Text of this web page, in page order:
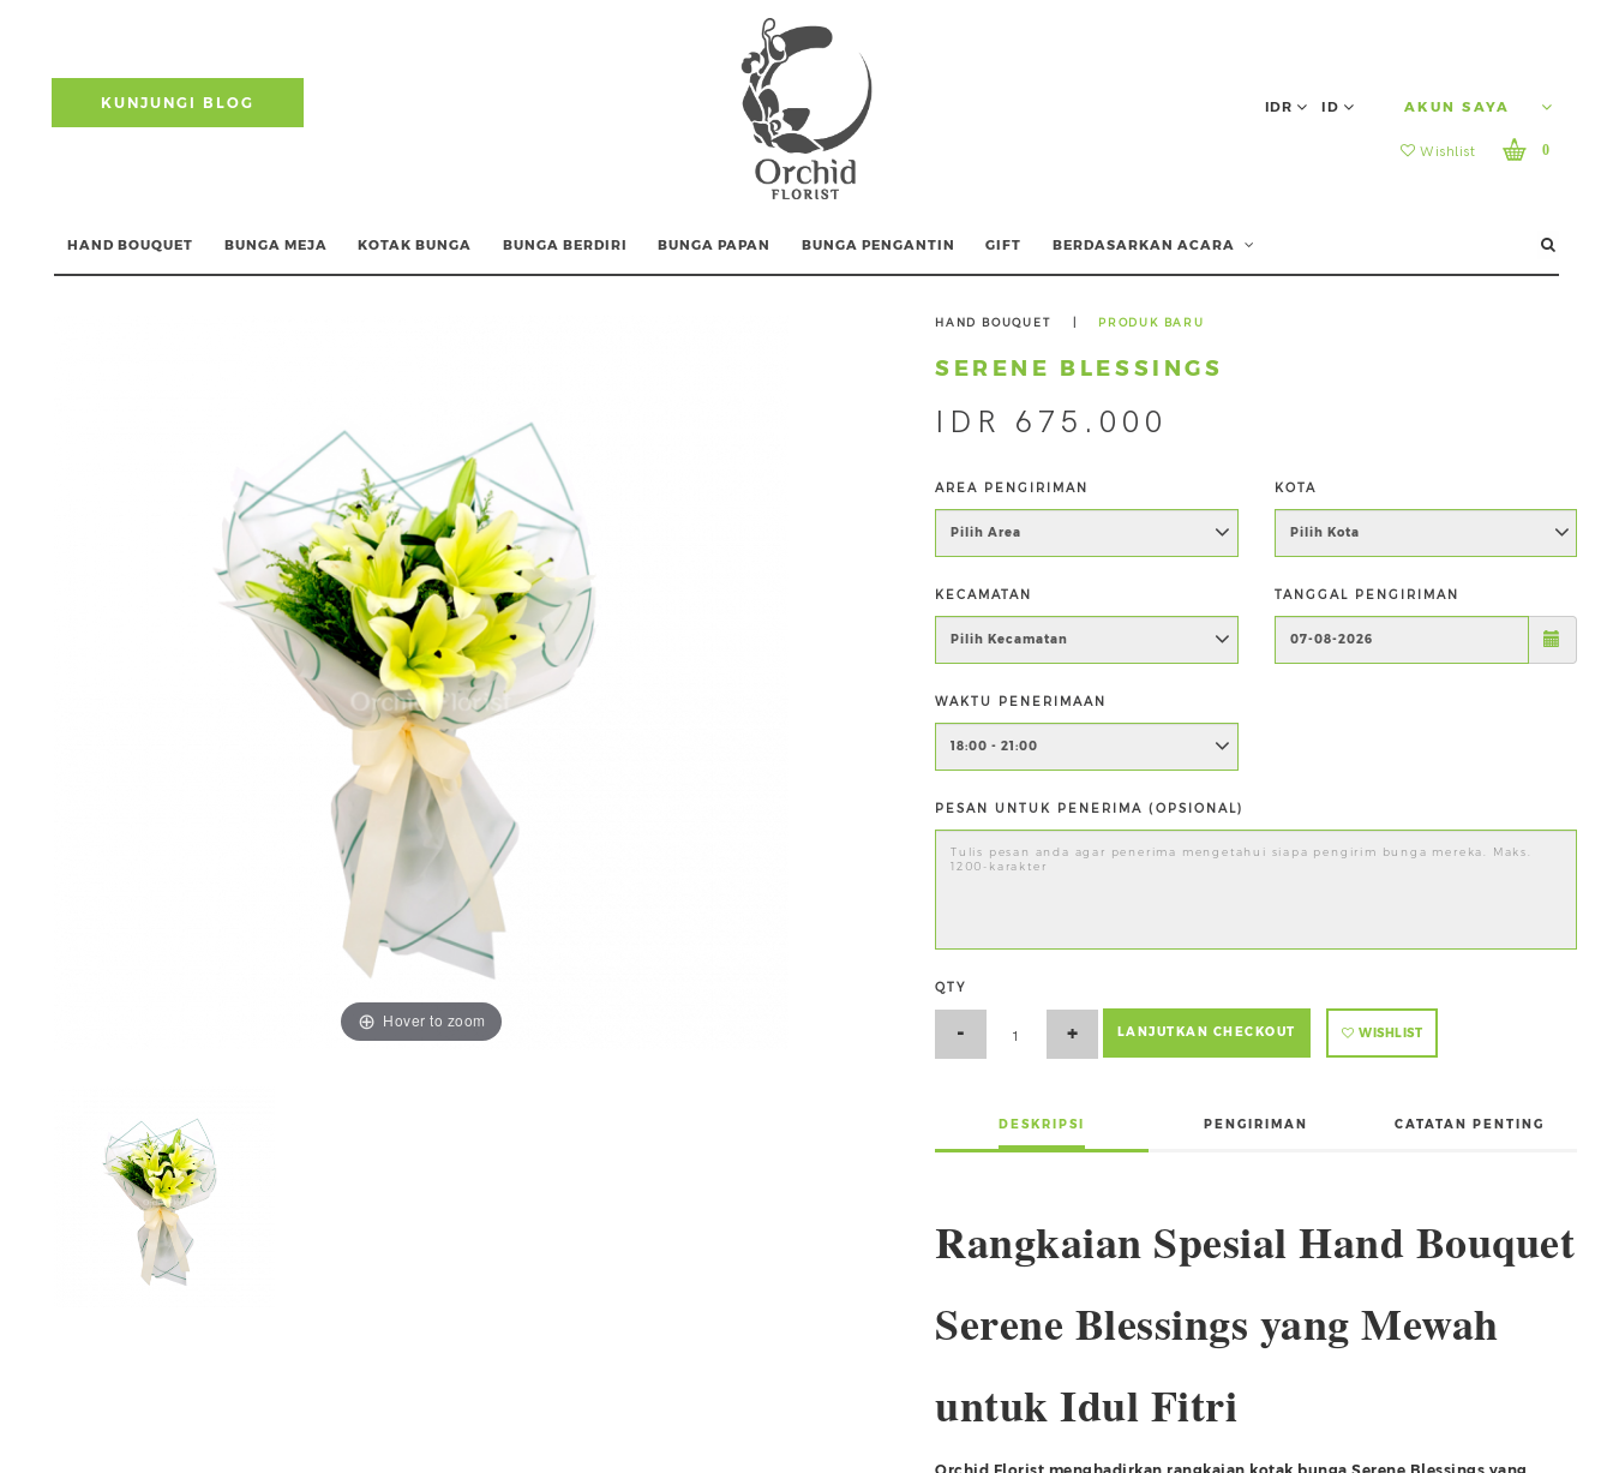
KUNJUNGI BLOG IDR ID AKUN SAYA
Wishlist 0
HAND BOUQUET BUNGA MEJA KOTAK BUNGA BUNGA BERDIRI BUNGA PAPAN BUNGA PENGANTIN GIFT BERDASARKAN ACARA
Hover to zoom
HAND BOUQUET PRODUK BARU
SERENE BLESSINGS
IDR 675.000
AREA PENGIRIMAN KOTA
KECAMATAN TANGGAL PENGIRIMAN
WAKTU PENERIMAAN
PESAN UNTUK PENERIMA (OPSIONAL)
QTY
- + LANJUTKAN CHECKOUT WISHLIST
DESKRIPSI PENGIRIMAN CATATAN PENTING
Rangkaian Spesial Hand Bouquet
Serene Blessings yang Mewah
untuk Idul Fitri